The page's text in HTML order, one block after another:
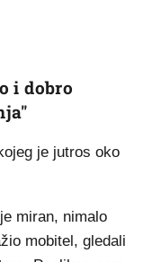
i dobro
je jutros oko
miran, nimalo
mobitel, gledali